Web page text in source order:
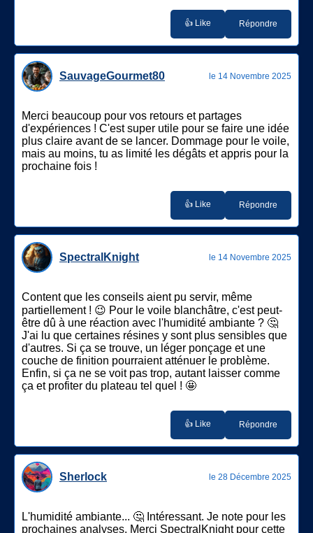
👍 Like Répondre
SauvageGourmet80 le 14 Novembre 2025
Merci beaucoup pour vos retours et partages
d'expériences ! C'est super utile pour se faire une idée
plus claire avant de se lancer. Dommage pour le voile,
mais au moins, tu as limité les dégâts et appris pour la
prochaine fois !
👍 Like Répondre
SpectralKnight le 14 Novembre 2025
Content que les conseils aient pu servir, même
partiellement ! 😉 Pour le voile blanchâtre, c'est peut-
être dû à une réaction avec l'humidité ambiante ? 🤔
J'ai lu que certaines résines y sont plus sensibles que
d'autres. Si ça se trouve, un léger ponçage et une
couche de finition pourraient atténuer le problème.
Enfin, si ça ne se voit pas trop, autant laisser comme
ça et profiter du plateau tel quel ! 🤩
👍 Like Répondre
Sherlock le 28 Décembre 2025
L'humidité ambiante... 🤔 Intéressant. Je note pour les
prochaines analyses. Merci SpectralKnight pour cette